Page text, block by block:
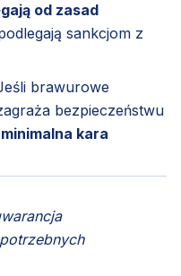
od zasad
sankcjom z
brawurowe
bezpieczeństwu
minimalna kara